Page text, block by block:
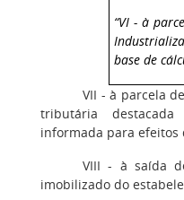
“VI - à
base de
VII - à parcela
tributária
informada para efeitos
VIII - à saída
imobilizado do